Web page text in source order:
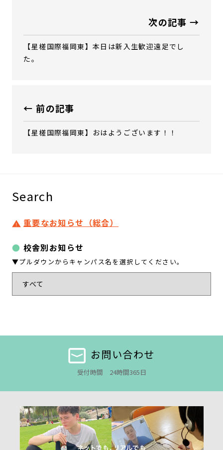
次の記事 →
【星槎国際福岡東】本日は新入生歓迎遠足でし
た。
← 前の記事
【星槎国際福岡東】おはようございます！！
Search
重要なお知らせ（総合）
校舎別お知らせ
▼プルダウンからキャンパス名を選択してください。
お問い合わせ
受付時間 24時間365日